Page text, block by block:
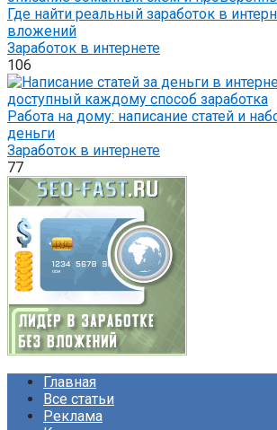
Где найти реальный заработок в
вложений
Заработок в интернете
106
Работа на дому: написание статей и
деньги
Заработок в интернете
77
Главная
Все статьи
Реклама